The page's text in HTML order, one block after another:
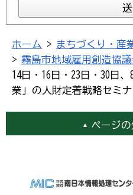
ホーム > まちづくり・産
> 霧島市地域雇用創造協
14日・16日・23日・30日
業」の人財定着戦略セミ
ページ